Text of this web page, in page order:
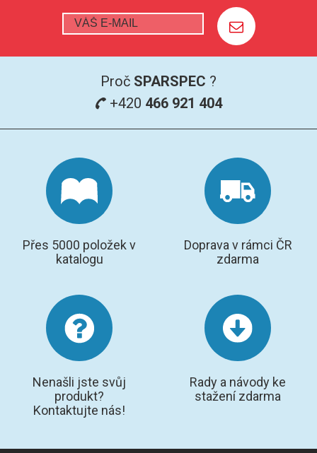
GRAFITOVÉ KELÍMKY
AFM SONDY
SUBSTRÁTY
SNOM
TERS
RAMAN
Proč SPARSPEC ?
+420 466 921 404
Přes 5000 položek v
katalogu
Doprava v rámci ČR
zdarma
Nenašli jste svůj
produkt?
Kontaktujte nás!
Rady a návody ke
stažení zdarma